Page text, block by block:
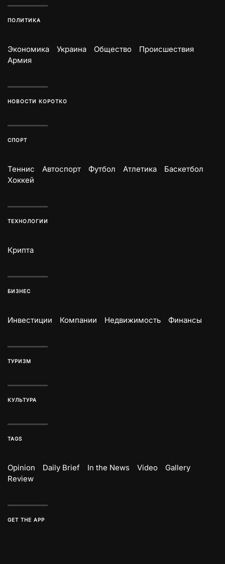
ПОЛИТИКА
Экономика Украина Общество
Происшествия
Армия
НОВОСТИ КОРОТКО
СПОРТ
Теннис Автоспорт Футбол Атлетика
Баскетбол
Хоккей
ТЕХНОЛОГИИ
Крипта
БИЗНЕС
Инвестиции Компании Недвижимость Финансы
ТУРИЗМ
КУЛЬТУРА
TAGS
Opinion Daily Brief In the News Video
Gallery
Review
GET THE APP